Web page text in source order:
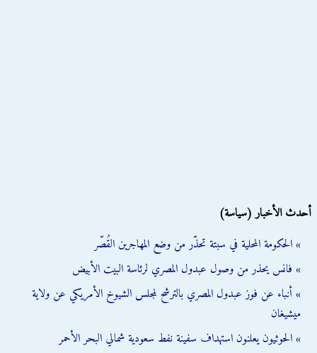
أحدث الأخبار (سياسة)
» الحكومة المحلية في سبتة تحذّر من وضع المهاجرين القُصّر
» فانس يحذر من وصول عبدول المصري لرئاسة البيت الأبيض
» أنباء عن فوز عبدول المصري بالترشح لمجلس الشيوخ الأمريكي عن ولاية
ميشيغان
» الحوثيون يعلنون استهداف سفينة نفط سعودية شمالي البحر الأحمر